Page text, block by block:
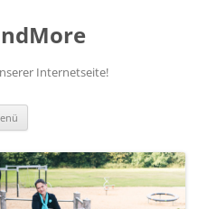
Internetseite!